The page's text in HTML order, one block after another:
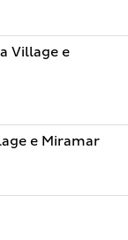
Village e
e Miramar